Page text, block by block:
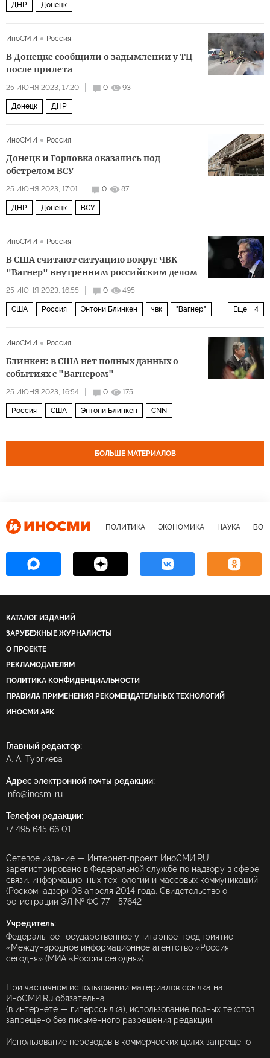
ДНР Донецк
ИноСМИ Россия
В Донецке сообщили о задымлении у ТЦ
после прилета
25 ИЮНЯ 2023, 17:20 0 93
Донецк ДНР
ИноСМИ Россия
Донецк и Горловка оказались под
обстрелом ВСУ
25 ИЮНЯ 2023, 17:01 0 87
ДНР Донецк ВСУ
ИноСМИ Россия
В США считают ситуацию вокруг ЧВК
"Вагнер" внутренним российским делом
25 ИЮНЯ 2023, 16:55 0 495
Еще 4
США Россия Энтони Блинкен чвк "Вагнер"
ИноСМИ Россия
Блинкен: в США нет полных данных о
событиях с "Вагнером"
25 ИЮНЯ 2023, 16:54 0 175
Россия США Энтони Блинкен CNN
БОЛЬШЕ МАТЕРИАЛОВ
ПОЛИТИКА ЭКОНОМИКА НАУКА
КАТАЛОГ ИЗДАНИЙ
ЗАРУБЕЖНЫЕ ЖУРНАЛИСТЫ
О ПРОЕКТЕ
РЕКЛАМОДАТЕЛЯМ
ПОЛИТИКА КОНФИДЕНЦИАЛЬНОСТИ
ПРАВИЛА ПРИМЕНЕНИЯ РЕКОМЕНДАТЕЛЬНЫХ ТЕХНОЛОГИЙ
ИНОСМИ APK
Главный редактор:
А. А. Тургиева
Адрес электронной почты редакции:
info@inosmi.ru
Телефон редакции:
+7 495 645 66 01
Сетевое издание — Интернет-проект ИноСМИ.RU
зарегистрировано в Федеральной службе по надзору в сфере
связи, информационных технологий и массовых коммуникаций
(Роскомнадзор) 08 апреля 2014 года. Свидетельство о
регистрации ЭЛ № ФС 77 - 57642
Учредитель:
Федеральное государственное унитарное предприятие
«Международное информационное агентство «Россия
сегодня» (МИА «Россия сегодня»).
При частичном использовании материалов ссылка на
ИноСМИ.Ru обязательна
(в интернете — гиперссылка), использование полных текстов
запрещено без письменного разрешения редакции.
Использование переводов в коммерческих целях запрещено